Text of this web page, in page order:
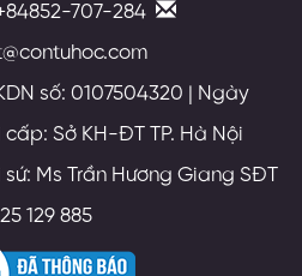
707-284
số: 0107504320 | Ngày
Sở KH-ĐT TP. Hà Nội
Ms Trần Hương Giang SĐT
129 885